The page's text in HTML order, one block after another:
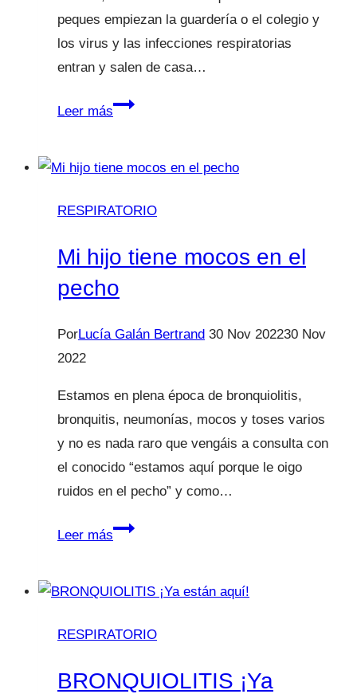
peques empiezan la guardería o el colegio y
los virus y las infecciones respiratorias
entran y salen de casa…
Leer más¿En
la
bronquiolitis?
RESPIRATORIO
Mi hijo tiene mocos en el
pecho
PorLucía Galán Bertrand 30 Nov 202230 Nov
2022
Estamos en plena época de bronquiolitis,
bronquitis, neumonías, mocos y toses varios
y no es nada raro que vengáis a consulta con
el conocido “estamos aquí porque le oigo
ruidos en el pecho” y como…
Leer másMi
mocos
pecho
RESPIRATORIO
BRONQUIOLITIS ¡Ya